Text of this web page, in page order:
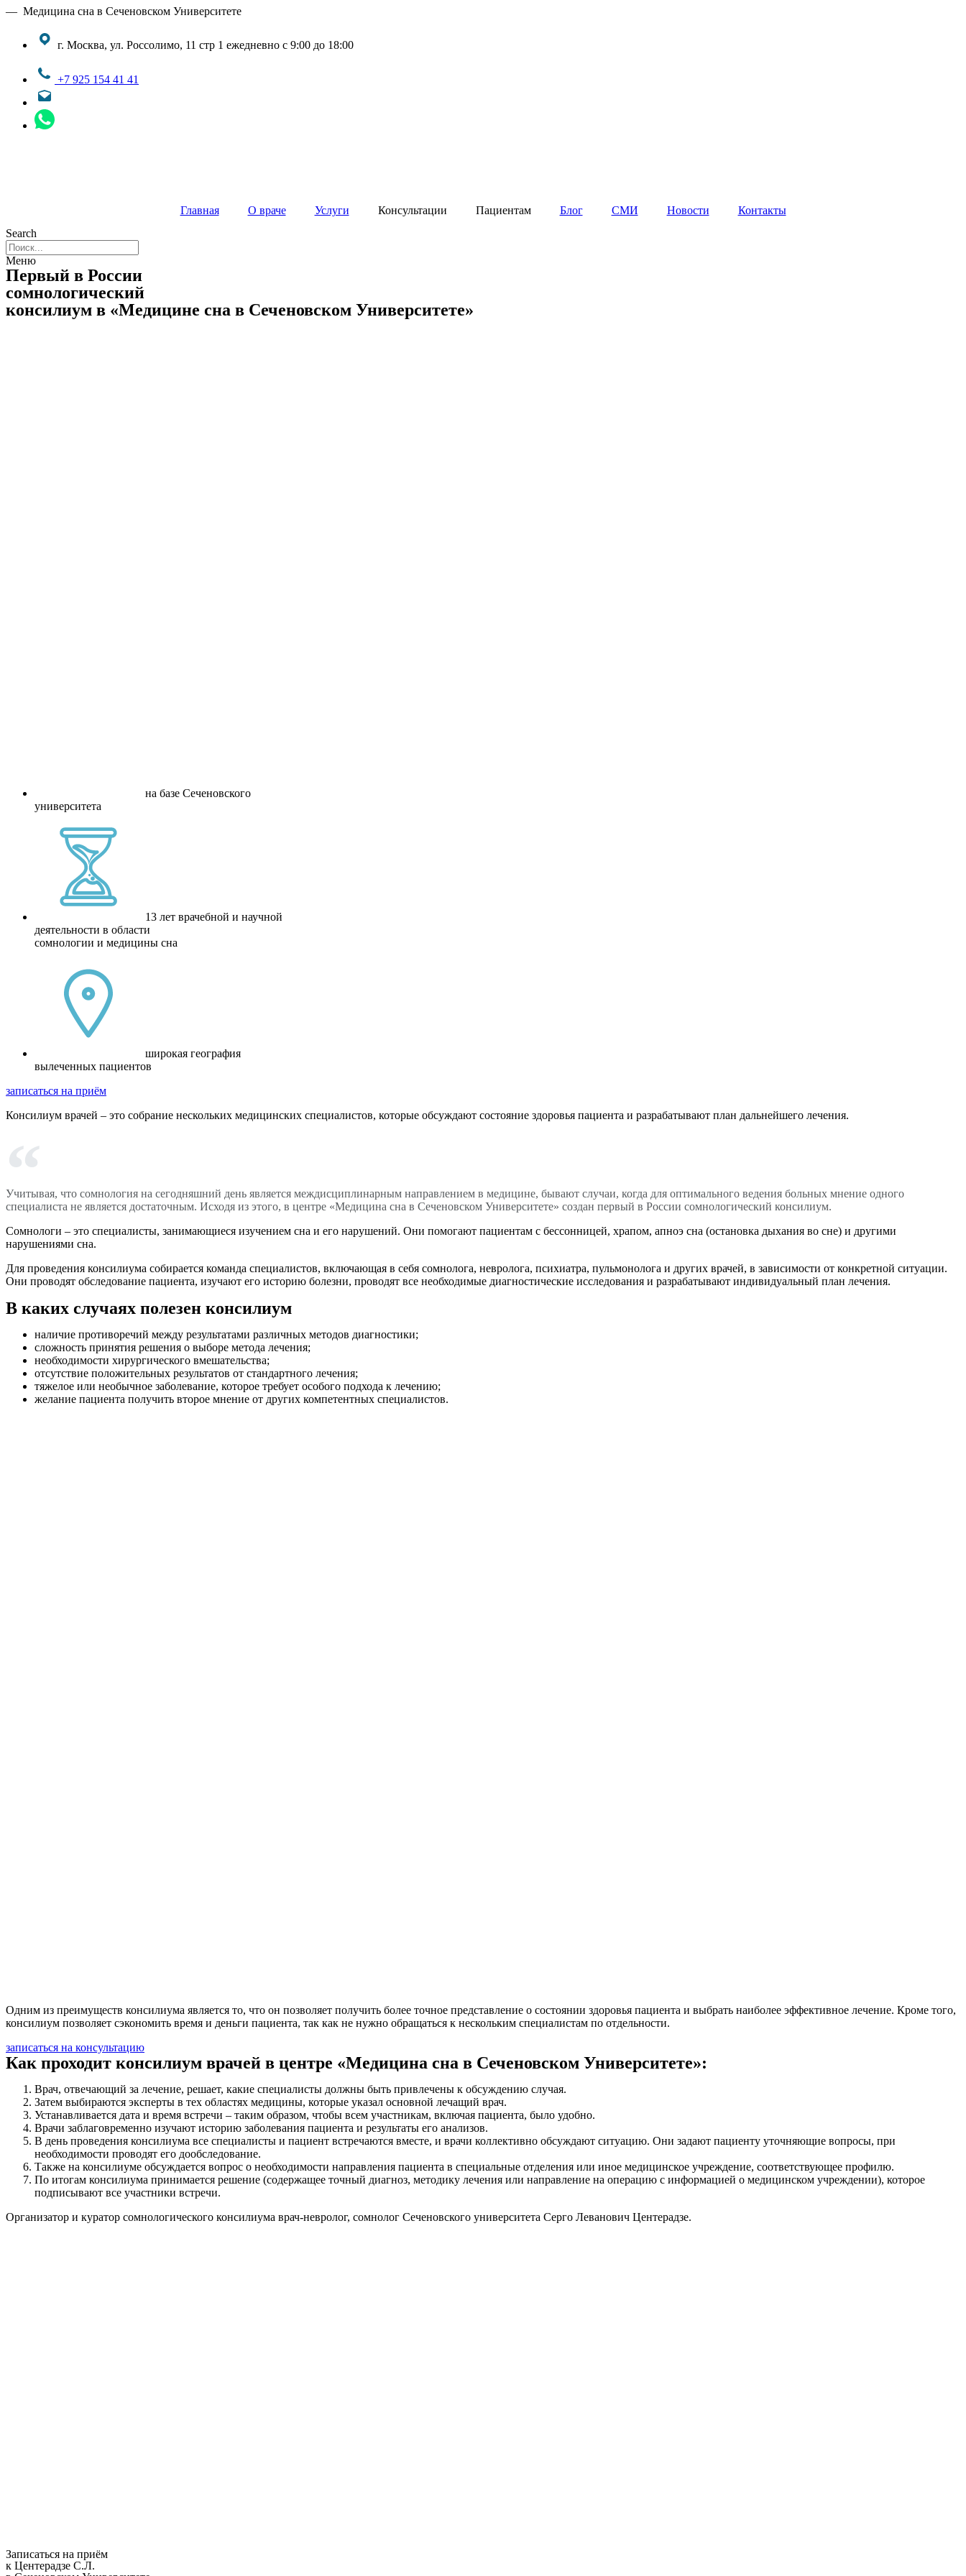
— Медицина сна в Сеченовском Университете
г. Москва, ул. Россолимо, 11 стр 1 ежедневно с 9:00 до 18:00
+7 925 154 41 41
Главная О враче Услуги Консультации Пациентам Блог СМИ Новости
Контакты
Search
Меню
Первый в России
сомнологический
консилиум в «Медицине сна в Сеченовском Университете»
на базе Сеченовского
университета
13 лет врачебной и научной
деятельности в области
сомнологии и медицины сна
широкая география
вылеченных пациентов
записаться на приём
Консилиум врачей – это собрание нескольких медицинских специалистов, которые обсуждают состояние здоровья пациента и разрабатывают план дальнейшего лечения.
Учитывая, что сомнология на сегодняшний день является междисциплинарным направлением в медицине, бывают случаи, когда для оптимального ведения больных мнение одного
специалиста не является достаточным. Исходя из этого, в центре «Медицина сна в Сеченовском Университете» создан первый в России сомнологический консилиум.
Сомнологи – это специалисты, занимающиеся изучением сна и его нарушений. Они помогают пациентам с бессонницей, храпом, апноэ сна (остановка дыхания во сне) и другими
нарушениями сна.
Для проведения консилиума собирается команда специалистов, включающая в себя сомнолога, невролога, психиатра, пульмонолога и других врачей, в зависимости от конкретной ситуации.
Они проводят обследование пациента, изучают его историю болезни, проводят все необходимые диагностические исследования и разрабатывают индивидуальный план лечения.
В каких случаях полезен консилиум
наличие противоречий между результатами различных методов диагностики;
сложность принятия решения о выборе метода лечения;
необходимости хирургического вмешательства;
отсутствие положительных результатов от стандартного лечения;
тяжелое или необычное заболевание, которое требует особого подхода к лечению;
желание пациента получить второе мнение от других компетентных специалистов.
Одним из преимуществ консилиума является то, что он позволяет получить более точное представление о состоянии здоровья пациента и выбрать наиболее эффективное лечение. Кроме того,
консилиум позволяет сэкономить время и деньги пациента, так как не нужно обращаться к нескольким специалистам по отдельности.
записаться на консультацию
Как проходит консилиум врачей в центре «Медицина сна в Сеченовском Университете»:
Врач, отвечающий за лечение, решает, какие специалисты должны быть привлечены к обсуждению случая.
Затем выбираются эксперты в тех областях медицины, которые указал основной лечащий врач.
Устанавливается дата и время встречи – таким образом, чтобы всем участникам, включая пациента, было удобно.
Врачи заблаговременно изучают историю заболевания пациента и результаты его анализов.
В день проведения консилиума все специалисты и пациент встречаются вместе, и врачи коллективно обсуждают ситуацию. Они задают пациенту уточняющие вопросы, при
необходимости проводят его дообследование.
Также на консилиуме обсуждается вопрос о необходимости направления пациента в специальные отделения или иное медицинское учреждение, соответствующее профилю.
По итогам консилиума принимается решение (содержащее точный диагноз, методику лечения или направление на операцию с информацией о медицинском учреждении), которое
подписывают все участники встречи.
Организатор и куратор сомнологического консилиума врач-невролог, сомнолог Сеченовского университета Серго Леванович Центерадзе.
Записаться на приём
к Центерадзе С.Л.